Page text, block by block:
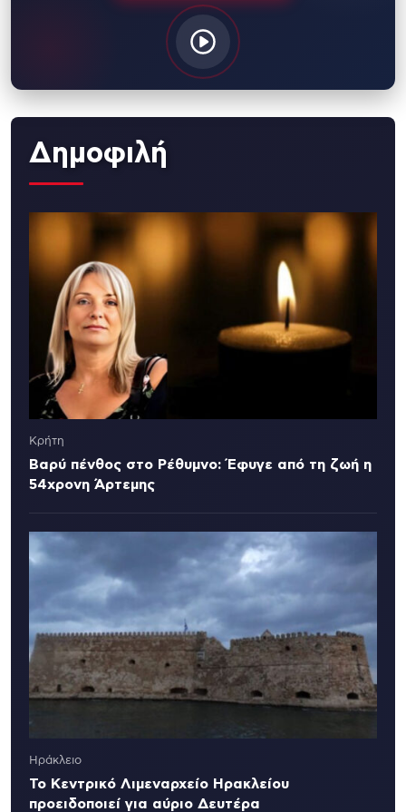
Δημοφιλή
Κρήτη
Βαρύ πένθος στο Ρέθυμνο: Έφυγε από τη ζωή η
54χρονη Άρτεμης
Ηράκλειο
Το Κεντρικό Λιμεναρχείο Ηρακλείου
προειδοποιεί για αύριο Δευτέρα